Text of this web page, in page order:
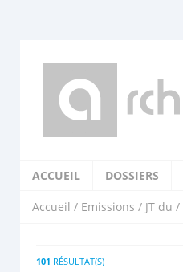
ACCUEIL DOSSIERS
Accueil / Emissions / JT du /
101 RÉSULTAT(S)